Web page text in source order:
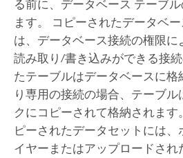
る前に、データベース テーブ
ます。 コピーされたデータベ
は、データベース接続の権限に
読み取り/書き込みができる接
たテーブルはデータベースに格
り専用の接続の場合、テーブル
クにコピーされて格納されます
ピーされたデータセットには、
イヤーまたはアップロードさ